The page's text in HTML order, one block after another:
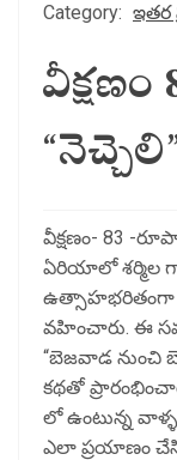
Category: ఇతర
వీక్షణం- 83 -
ఏరియాలో శర్మిల
ఉత్సాహభరితంగా
వహించారు. ఈ
“బెజవాడ నుంచి
కథతో
లో ఉంటున్న
ఎలా ప్రయాణం చేసి